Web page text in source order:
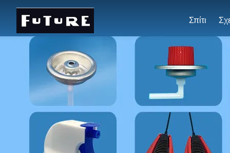
Σπίτι